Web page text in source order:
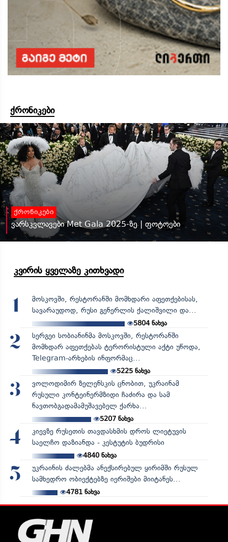
ქრონიკები
ქრონიკები
ვარსკვლავები Met Gala 2025-ზე | ფოტოები
კვირის ყველაზე კითხვადი
1
მოსკოვში, რესტორანში მომხდარი აფეთქებისას,
სავარაუდოდ, რუსი გენერლის ქალიშვილი და...
5804ნახვა
2
სერგეი სობიანინმა მოსკოვში, რესტორანში
მომხდარ აფეთქებას ტერორისტული აქტი უწოდა,
Telegram-არხების ინფორმაც...
5225ნახვა
3
ვოლოდიმირ ზელენსკის ცნობით, უკრაინამ
რუსული კონტეინერმზიდი ჩაძირა და სამ
ნავთობგადამამუშავებელ ქარხა...
5207ნახვა
4
კიევზე რუსეთის თავდასხმის დროს ლიეტუვის
საელჩო დაზიანდა - კესტუტის ბუდრისი
4840ნახვა
5
უკრაინის ძალებმა ანექსირებულ ყირიმში რუსულ
სამხედრო ობიექტებზე იერიშები მიიტანეს...
4781ნახვა